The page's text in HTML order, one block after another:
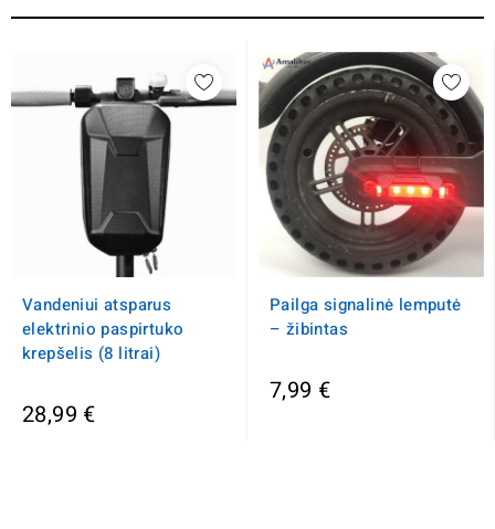
Vandeniui atsparus
elektrinio paspirtuko
krepšelis (8 litrai)
28,99 €
Pailga signalinė lemputė
– žibintas
7,99 €